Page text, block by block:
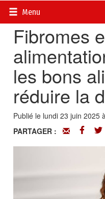
Menu
Accueil>
Fibromes
les bons
réduire la
Publié le lundi 23 juin 2025
PARTAGER :